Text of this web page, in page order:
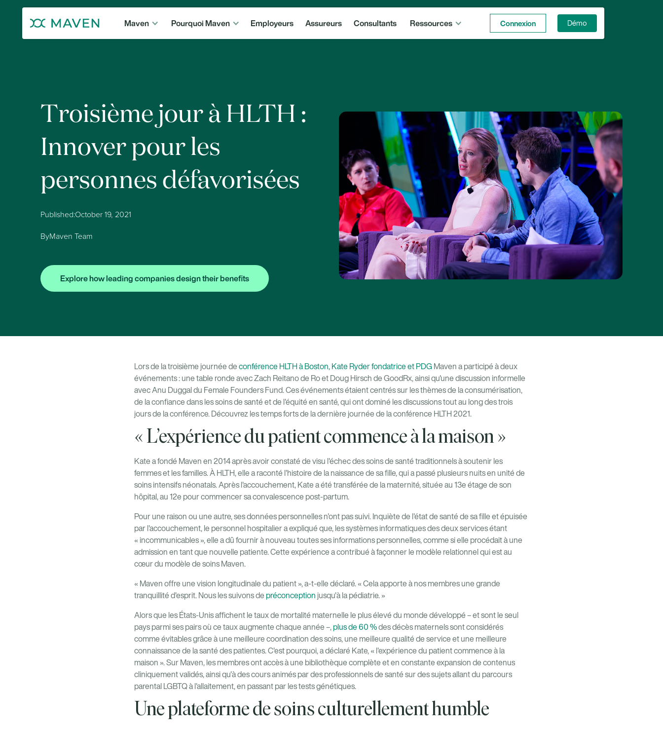
Maven Pourquoi Maven Employeurs Assureurs Consultants Ressources Connexion Démo
Troisième jour à HLTH :
Innover pour les
personnes défavorisées
Published:October 19, 2021
ByMaven Team
Explore how leading companies design their benefits
Lors de la troisième journée de conférence HLTH à Boston, Kate Ryderfondatrice et PDG Maven a participé à deux
événements : une table ronde avec Zach Reitano de Ro et Doug Hirsch de GoodRx, ainsi qu'une discussion informelle
avec Anu Duggal du Female Founders Fund. Ces événements étaient centrés sur les thèmes de la consumérisation,
de la confiance dans les soins de santé et de l'équité en santé, qui ont dominé les discussions tout au long des trois
jours de la conférence. Découvrez les temps forts de la dernière journée de la conférence HLTH 2021.
« L’expérience du patient commence à la maison »
Kate a fondé Maven en 2014 après avoir constaté de visu l'échec des soins de santé traditionnels à soutenir les
femmes et les familles. À HLTH, elle a raconté l'histoire de la naissance de sa fille, qui a passé plusieurs nuits en unité de
soins intensifs néonatals. Après l'accouchement, Kate a été transférée de la maternité, située au 13e étage de son
hôpital, au 12e pour commencer sa convalescence post-partum.
Pour une raison ou une autre, ses données personnelles n'ont pas suivi. Inquiète de l'état de santé de sa fille et épuisée
par l'accouchement, le personnel hospitalier a expliqué que, les systèmes informatiques des deux services étant
« incommunicables », elle a dû fournir à nouveau toutes ses informations personnelles, comme si elle procédait à une
admission en tant que nouvelle patiente. Cette expérience a contribué à façonner le modèle relationnel qui est au
cœur du modèle de soins Maven.
« Maven offre une vision longitudinale du patient », a-t-elle déclaré. « Cela apporte à nos membres une grande
tranquillité d'esprit. Nous les suivons de préconception jusqu'à la pédiatrie. »
Alors que les États-Unis affichent le taux de mortalité maternelle le plus élevé du monde développé – et sont le seul
pays parmi ses pairs où ce taux augmente chaque année –, plus de 60 %des décès maternels sont considérés
comme évitables grâce à une meilleure coordination des soins, une meilleure qualité de service et une meilleure
connaissance de la santé des patientes. C'est pourquoi, a déclaré Kate, « l'expérience du patient commence à la
maison ». Sur Maven, les membres ont accès à une bibliothèque complète et en constante expansion de contenus
cliniquement validés, ainsi qu'à des cours animés par des professionnels de santé sur des sujets allant du parcours
parental LGBTQ à l'allaitement, en passant par les tests génétiques.
Une plateforme de soins culturellement humble